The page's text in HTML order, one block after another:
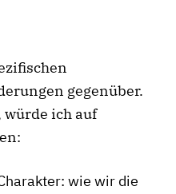
gegenüber.
würde ich auf
wie wir die